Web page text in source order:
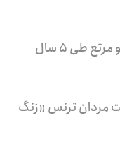
مردان ترنس «زنگ